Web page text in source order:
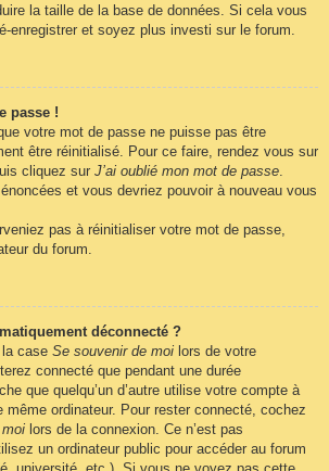
la taille de la base de données. Si cela vous
enregistrer et soyez plus investi sur le forum.
passe !
votre mot de passe ne puisse pas être
être réinitialisé. Pour ce faire, rendez vous sur
cliquez sur J’ai oublié mon mot de passe.
et vous devriez pouvoir à nouveau vous
pas à réinitialiser votre mot de passe,
du forum.
déconnecté ?
case Se souvenir de moi lors de votre
connecté que pendant une durée
que quelqu’un d’autre utilise votre compte à
ordinateur. Pour rester connecté, cochez
lors de la connexion. Ce n’est pas
un ordinateur public pour accéder au forum